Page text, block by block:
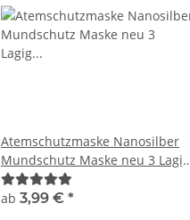
Atemschutzmaske Nanosilber
Mundschutz Maske neu 3 Lagig
30 x Waschbar
ab 3,99 € *